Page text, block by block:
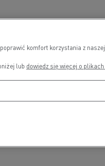
komfort korzystania z
lub dowiedz się więcej o